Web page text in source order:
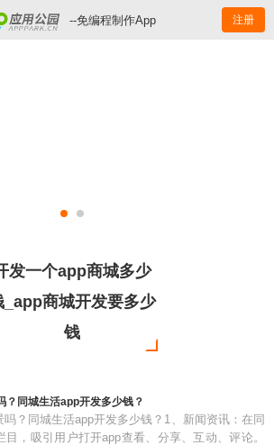
--免编程制作App 注册
发一个app商城多少
_app商城开发要多少
钱
？同城生活app开发多少钱？
？同城生活app开发多少钱？1、新闻资讯：在同
，吸引用户打开app查看、分享、互动、评论。